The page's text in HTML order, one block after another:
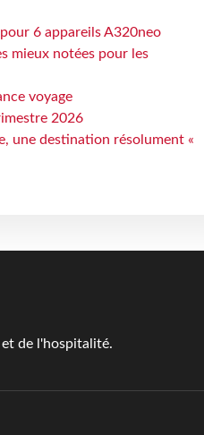
6 appareils A320neo
mieux notées pour les
voyage
2026
une destination résolument «
de l'hospitalité.